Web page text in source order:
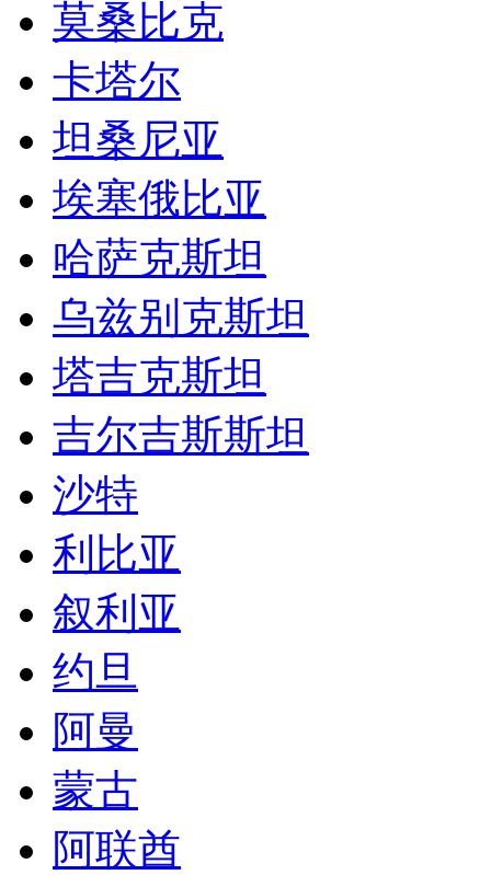
哈萨克斯坦
乌兹别克斯坦
塔吉克斯坦
吉尔吉斯斯坦
沙特
利比亚
叙利亚
约旦
阿曼
蒙古
阿联酋
伊朗
迪拜
澳洲